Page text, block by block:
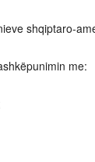
shqiptaro-
me: